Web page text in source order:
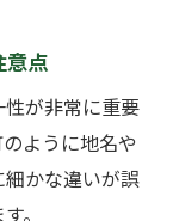
ント
コツと実例
の調べ方
調べる方法
チェック
意点
が非常に重要
ように地名や
かな違いが誤
。